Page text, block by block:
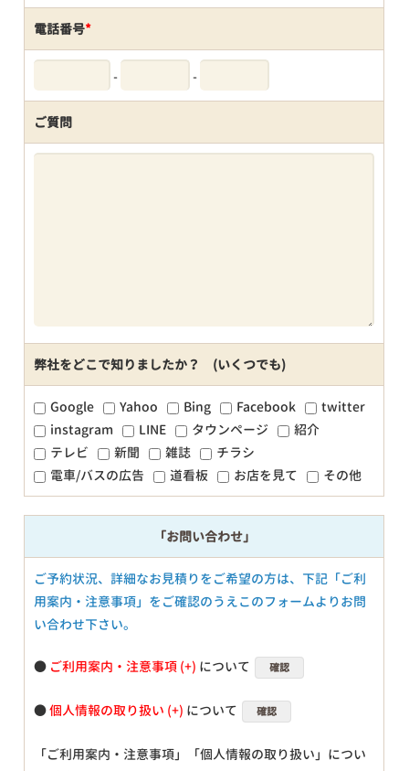
電話番号*
- -
ご質問
弊社をどこで知りましたか？ (いくつでも)
Google Yahoo Bing Facebook
twitter
instagram
LINE タウンページ
紹介
テレビ
新聞 雑誌
チラシ
電車/バスの広告
道看板 お店を見て その他
「お問い合わせ」
ご予約状況、詳細なお見積りをご希望の方は、下記「ご利
用案内・注意事項」をご確認のうえこのフォームよりお問
い合わせ下さい。
● ご利用案内・注意事項 について 確認
●個人情報の取り扱い について 確認
「ご利用案内・注意事項」「個人情報の取り扱い」につい